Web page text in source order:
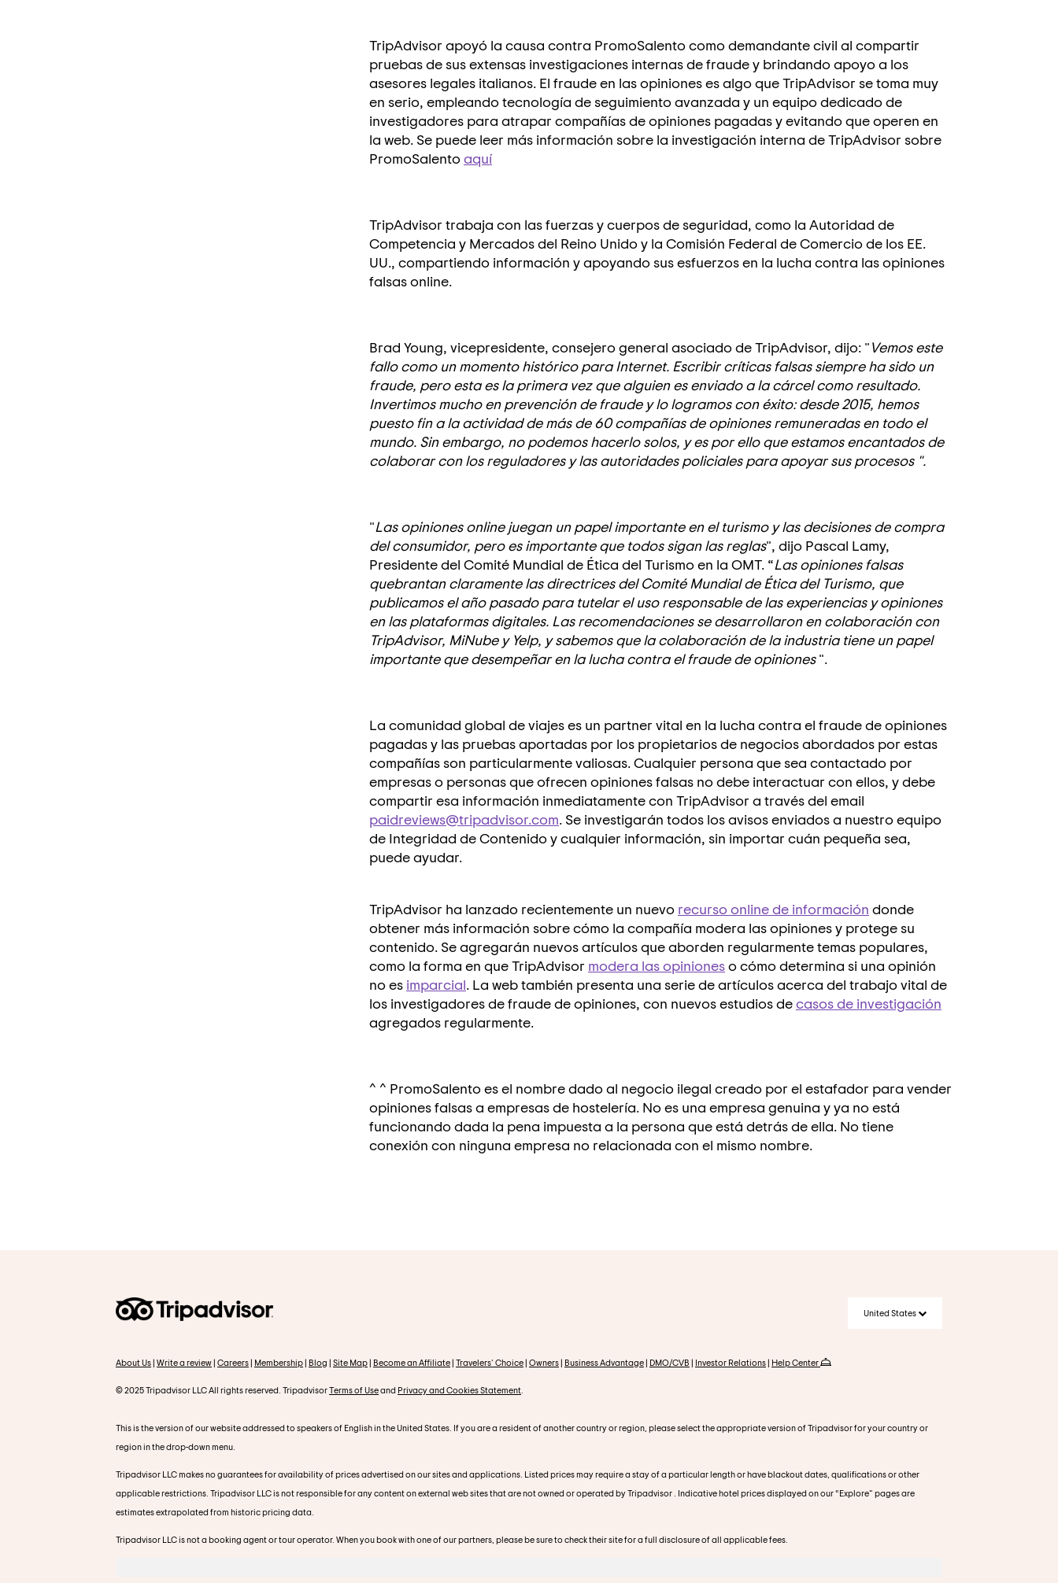
TripAdvisor apoyó la causa contra PromoSalento como demandante civil al compartir
pruebas de sus extensas investigaciones internas de fraude y brindando apoyo a los
asesores legales italianos. El fraude en las opiniones es algo que TripAdvisor se toma muy
en serio, empleando tecnología de seguimiento avanzada y un equipo dedicado de
investigadores para atrapar compañías de opiniones pagadas y evitando que operen en
la web. Se puede leer más información sobre la investigación interna de TripAdvisor sobre
PromoSalentoaquí
TripAdvisor trabaja con las fuerzas y cuerpos de seguridad, como la Autoridad de
Competencia y Mercados del Reino Unido y la Comisión Federal de Comercio de los EE.
UU., compartiendo información y apoyando sus esfuerzos en la lucha contra las opiniones
falsas online.
Brad Young, vicepresidente, consejero general asociado de TripAdvisor, dijo: "Vemos este
fallo como un momento histórico para Internet. Escribir críticas falsas siempre ha sido un
fraude, pero esta es la primera vez que alguien es enviado a la cárcel como resultado.
Invertimos mucho en prevención de fraude y lo logramos con éxito: desde 2015, hemos
puesto fin a la actividad de más de 60 compañías de opiniones remuneradas en todo el
mundo. Sin embargo, no podemos hacerlo solos, y es por ello que estamos encantados de
colaborar con los reguladores y las autoridades policiales para apoyar sus procesos ".
"Las opiniones online juegan un papel importante en el turismo y las decisiones de compra
del consumidor, pero es importante que todos sigan las reglas", dijo Pascal Lamy,
Presidente del Comité Mundial de Ética del Turismo en la OMT. “Las opiniones falsas
quebrantan claramente las directrices del Comité Mundial de Ética del Turismo, que
publicamos el año pasado para tutelar el uso responsable de las experiencias y opiniones
en las plataformas digitales. Las recomendaciones se desarrollaron en colaboración con
TripAdvisor, MiNube y Yelp, y sabemos que la colaboración de la industria tiene un papel
importante que desempeñar en la lucha contra el fraude de opiniones".
La comunidad global de viajes es un partner vital en la lucha contra el fraude de opiniones
pagadas y las pruebas aportadas por los propietarios de negocios abordados por estas
compañías son particularmente valiosas. Cualquier persona que sea contactado por
empresas o personas que ofrecen opiniones falsas no debe interactuar con ellos, y debe
compartir esa información inmediatamente con TripAdvisor a través del email
paidreviews@tripadvisor.com. Se investigarán todos los avisos enviados a nuestro equipo
de Integridad de Contenido y cualquier información, sin importar cuán pequeña sea,
puede ayudar.
TripAdvisor ha lanzado recientemente un nuevo recurso online de información donde
obtener más información sobre cómo la compañía modera las opiniones y protege su
contenido. Se agregarán nuevos artículos que aborden regularmente temas populares,
como la forma en que TripAdvisor modera las opinioneso cómo determina si una opinión
no es imparcial. La web también presenta una serie de artículos acerca del trabajo vital de
los investigadores de fraude de opiniones, con nuevos estudios decasos de investigación
agregados regularmente.
^ ^ PromoSalento es el nombre dado al negocio ilegal creado por el estafador para vender
opiniones falsas a empresas de hostelería. No es una empresa genuina y ya no está
funcionando dada la pena impuesta a la persona que está detrás de ella. No tiene
conexión con ninguna empresa no relacionada con el mismo nombre.
United States
About Us| Write a review| Careers| Membership| Blog | Site Map| Become an Affiliate| Travelers' Choice| Owners| Business Advantage| DMO/CVB | Investor Relations| Help Center
© 2025 Tripadvisor LLC All rights reserved. TripadvisorTerms of Useand Privacy and Cookies Statement
This is the version of our website addressed to speakers of English in the United States. If you are a resident of another country or region, please select the appropriate version of Tripadvisor for your country or
region in the drop-down menu.
Tripadvisor LLC makes no guarantees for availability of prices advertised on our sites and applications. Listed prices may require a stay of a particular length or have blackout dates, qualifications or other
applicable restrictions. Tripadvisor LLC is not responsible for any content on external web sites that are not owned or operated by Tripadvisor . Indicative hotel prices displayed on our “Explore” pages are
estimates extrapolated from historic pricing data.
Tripadvisor LLC is not a booking agent or tour operator. When you book with one of our partners, please be sure to check their site for a full disclosure of all applicable fees.